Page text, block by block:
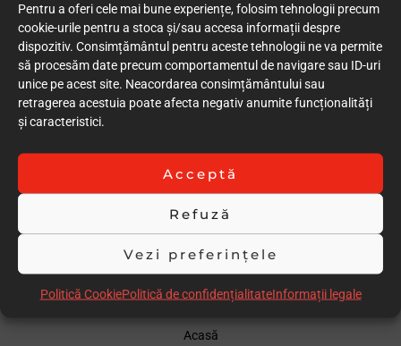
Pentru a oferi cele mai bune experiențe, folosim tehnologii precum
cookie-urile pentru a stoca și/sau accesa informații despre
dispozitiv. Consimțământul pentru aceste tehnologii ne va permite
să procesăm date precum comportamentul de navigare sau ID-uri
unice pe acest site. Neacordarea consimțământului sau
retragerea acestuia poate afecta negativ anumite funcționalități
și caracteristici.
Acceptă
Refuză
Vezi preferințele
Politică CookiePolitică de confidențialitateInformații legale
9
Grad redus de invazivitate
9
Calitatea rezultatului imediat (postoperator)
8
Rezultatul la control / Follow-up
8
Comentarii
Nu exista o urmarire in timp a rezultatului obtinut.Ar fi
preferabil sa existe o evidenta barem la 6 luni
78.00
Acasă